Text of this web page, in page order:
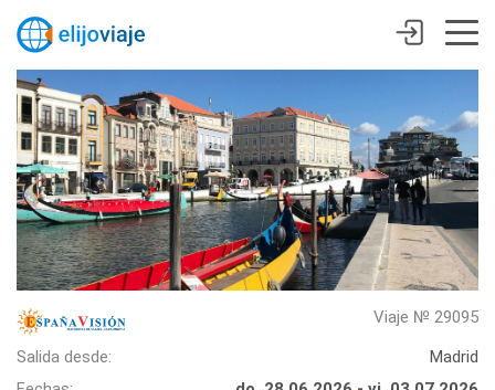
Viaje № 29095
Salida desde:
Madrid